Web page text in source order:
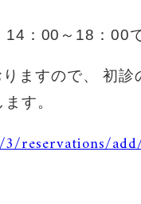
：00～18：00で
ますので、 初
す。
reservations/